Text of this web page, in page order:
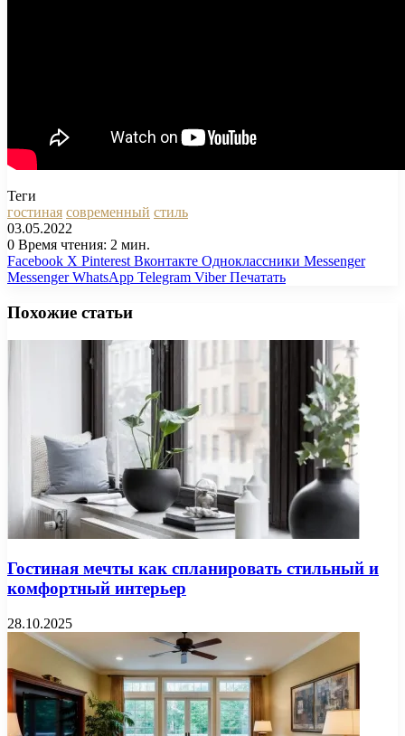
Теги
гостиная современный стиль
03.05.2022
0 Время чтения: 2 мин.
Facebook X Pinterest Вконтакте Одноклассники Messenger
Messenger WhatsApp Telegram Viber Печатать
Похожие статьи
Гостиная мечты как спланировать стильный и
комфортный интерьер
28.10.2025